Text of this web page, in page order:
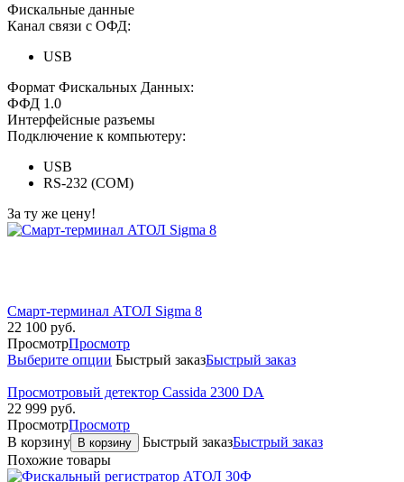
Фискальные данные
Канал связи с ОФД:
USB
Формат Фискальных Данных:
ФФД 1.0
Интерфейсные разъемы
Подключение к компьютеру:
USB
RS-232 (COM)
За ту же цену!
Смарт-терминал АТОЛ Sigma 8
22 100 руб.
ПросмотрПросмотр
Выберите опции Быстрый заказБыстрый заказ
Просмотровый детектор Cassida 2300 DA
22 999 руб.
ПросмотрПросмотр
В корзину В корзину Быстрый заказБыстрый заказ
Похожие товары